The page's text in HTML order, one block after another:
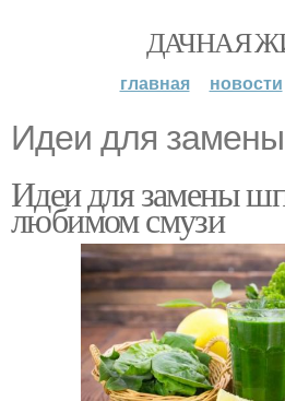
ДАЧНАЯ
главная новости
Идеи для замены
Идеи для замены
любимом смузи